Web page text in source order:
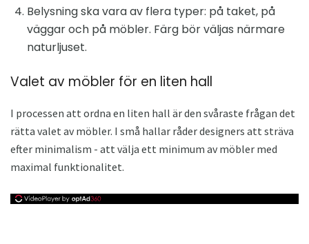
Belysning ska vara av flera typer: på taket, på
väggar och på möbler. Färg bör väljas närmare
naturljuset.
Valet av möbler för en liten hall
I processen att ordna en liten hall är den svåraste frågan det
rätta valet av möbler. I små hallar råder designers att sträva
efter minimalism - att välja ett minimum av möbler med
maximal funktionalitet.